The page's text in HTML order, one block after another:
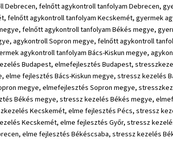
felnőtt agykontroll tanfolyam Debrecen,
felnőtt agykontroll tanfolyam Kecskemét, gyermek
felnőtt agykontroll tanfolyam Békés megye,
agykontroll Sopron megye, felnőtt agykontroll
agykontroll tanfolyam Bács-Kiskun megye,
Budapest, elmefejlesztés Budapest,
fejlesztés Bács-Kiskun megye, stressz kezelés
megye, elmefejlesztés Sopron megye,
Békés megye, stressz kezelés Békés megye,
Kecskemét, elme fejlesztés Pécs, stressz
Kecskemét, elme fejlesztés Győr, stressz
elme fejlesztés Békéscsaba, stressz kezelés